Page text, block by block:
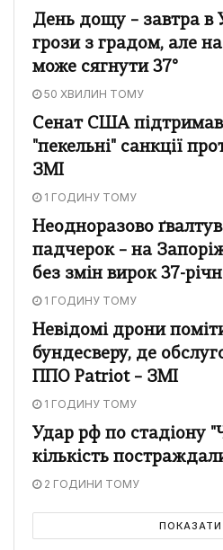
День дощу – завтра в
грози з градом, але
може сягнути 37°
50 ХВИЛИН ТОМУ
Сенат США
"пекельні" санкції
ЗМІ
1 ГОДИНУ ТОМУ
Неодноразово
падчерок – на
без змін вирок 37-
1 ГОДИНУ ТОМУ
Невідомі дрони
бундесверу, де
ППО Patriot – ЗМІ
1 ГОДИНУ ТОМУ
Удар рф по стадіону
кількість
2 ГОДИНИ ТОМУ